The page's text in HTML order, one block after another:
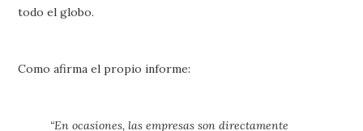
todo el globo.
Como afirma el propio informe:
“En ocasiones, las empresas son directamente